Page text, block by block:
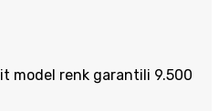
model renk garantili 9.500